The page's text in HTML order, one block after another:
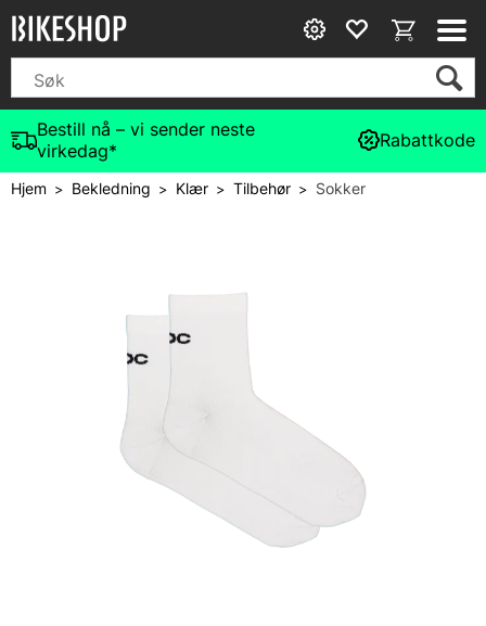
Bestill nå – vi sender neste
virkedag*
Rabattkode
Hjem> Bekledning > Klær>Tilbehør> Sokker